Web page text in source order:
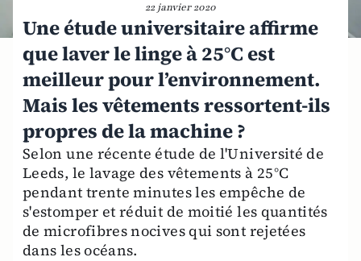
22 janvier 2020
Une étude universitaire affirme
que laver le linge à 25°C est
meilleur pour l’environnement.
Mais les vêtements ressortent-ils
propres de la machine ?
Selon une récente étude de l'Université de
Leeds, le lavage des vêtements à 25°C
pendant trente minutes les empêche de
s'estomper et réduit de moitié les quantités
de microfibres nocives qui sont rejetées
dans les océans.